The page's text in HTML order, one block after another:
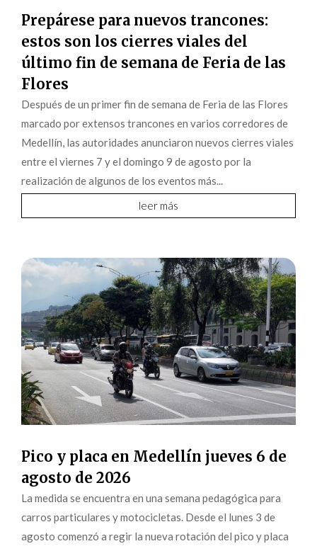
Prepárese para nuevos trancones:
estos son los cierres viales del
último fin de semana de Feria de las
Flores
Después de un primer fin de semana de Feria de las Flores
marcado por extensos trancones en varios corredores de
Medellín, las autoridades anunciaron nuevos cierres viales
entre el viernes 7 y el domingo 9 de agosto por la
realización de algunos de los eventos más...
leer más
Pico y placa en Medellín jueves 6 de
agosto de 2026
La medida se encuentra en una semana pedagógica para
carros particulares y motocicletas. Desde el lunes 3 de
agosto comenzó a regir la nueva rotación del pico y placa